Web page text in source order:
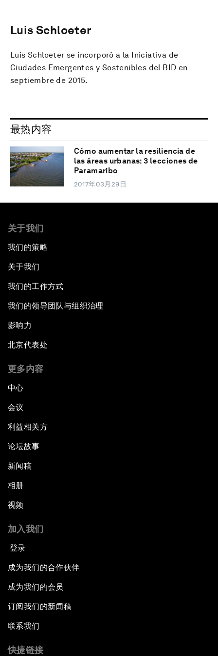
Luis Schloeter
Luis Schloeter se incorporó a la Iniciativa de
Ciudades Emergentes y Sostenibles del BID en
septiembre de 2015.
最热内容
Cómo aumentar la resiliencia de
las áreas urbanas: 3 lecciones de
Paramaribo
2017年03月29日
关于我们
我们的策略
关于我们
我们的工作方式
我们的领导团队与组织治理
影响力
北京代表处
更多内容
中心
会议
利益相关方
论坛故事
新闻稿
相册
视频
加入我们
登录
成为我们的合作伙伴
成为我们的会员
订阅我们的新闻稿
联系我们
快捷链接